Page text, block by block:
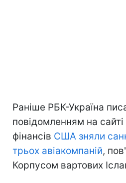
Раніше РБК-Україна
повідомленням на сайті
фінансів США зняли
трьох авіакомпаній,
Корпусом вартових